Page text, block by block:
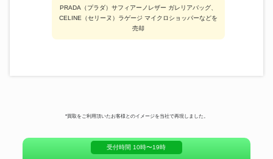
PRADA（プラダ）サフィアーノレザー ガレリアバッグ、
CELINE（セリーヌ）ラゲージ マイクロショッパーなどを
売却
*買取をご利用頂いたお客様とのイメージを当社で再現しました。
受付時間 10時〜19時